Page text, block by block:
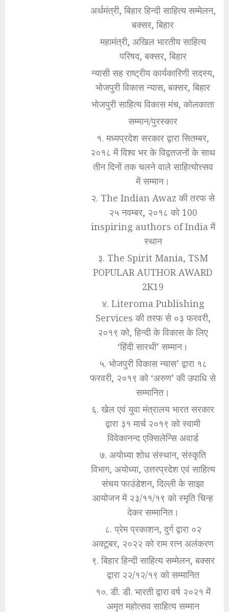
अर्थमंत्री, बिहार हिन्दी साहित्य सम्मेलन,
बक्सर, बिहार
महामंत्री, अखिल भारतीय साहित्य
परिषद, बक्सर, बिहार
न्यासी सह राष्ट्रीय कार्यकारिणी सदस्य,
भोजपुरी विकास न्यास, बक्सर, बिहार
भोजपुरी साहित्य विकास मंच, कोलकाता
सम्मान/पुरस्कार
१. मध्यप्रदेश सरकार द्वारा सितम्बर,
२०१८ में विश्व भर के विद्वतजनों के साथ
तीन दिनों तक चलने वाले साहित्योत्त्सव
में सम्मान।
२. The Indian Awaz की तरफ से
२५ नवम्बर, २०१८ को 100
inspiring authors of India में
स्थान
३. The Spirit Mania, TSM
POPULAR AUTHOR AWARD
2K19
४. Literoma Publishing
Services की तरफ से ०३ फरवरी,
२०१९ को, हिन्दी के विकास के लिए
‘हिंदी सारथी’ सम्मान।
५. भोजपुरी विकास न्यास’ द्वारा १८
फरवरी, २०१९ को ‘अरुण’ की उपाधि से
सम्मानित।
६. खेल एवं युवा मंत्रालय भारत सरकार
द्वारा ३१ मार्च २०१९ को स्वामी
विवेकानन्द एक्सिलेन्सि अवार्ड
७. अयोध्या शोध संस्थान, संस्कृति
विभाग, अयोध्या, उत्तरप्रदेश एवं साहित्य
संचय फाउंडेशन, दिल्ली के साझा
आयोजन में २३/११/१९ को स्मृति चिन्ह
देकर सम्मानित।
८. प्रेम प्रकाशन, दुर्ग द्वारा ०२
अक्टूबर, २०२२ को राम रत्न अलंकरण
९. बिहार हिन्दी साहित्य सम्मेलन, बक्सर
द्वारा २२/१२/१९ को सम्मानित
१०. डी. डी. भारती द्वारा वर्ष २०२१ में
अमृत महोत्सव साहित्य सम्मान